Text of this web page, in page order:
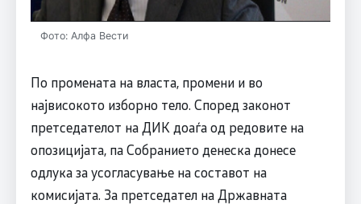
Фото: Алфа Вести
По промената на власта, промени и во
највисокото изборно тело. Според законот
претседателот на ДИК доаѓа од редовите на
опозицијата, па Собранието денеска донесе
одлука за усогласување на составот на
комисијата. За претседател на Државната